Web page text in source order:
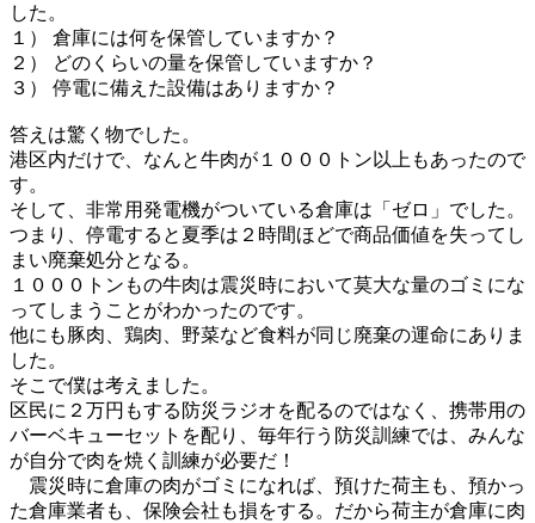
した。
１） 倉庫には何を保管していますか？
２） どのくらいの量を保管していますか？
３） 停電に備えた設備はありますか？
答えは驚く物でした。
港区内だけで、なんと牛肉が１０００トン以上もあったので
す。
そして、非常用発電機がついている倉庫は「ゼロ」でした。
つまり、停電すると夏季は２時間ほどで商品価値を失ってし
まい廃棄処分となる。
１０００トンもの牛肉は震災時において莫大な量のゴミにな
ってしまうことがわかったのです。
他にも豚肉、鶏肉、野菜など食料が同じ廃棄の運命にありま
した。
そこで僕は考えました。
区民に２万円もする防災ラジオを配るのではなく、携帯用の
バーベキューセットを配り、毎年行う防災訓練では、みんな
が自分で肉を焼く訓練が必要だ！
震災時に倉庫の肉がゴミになれば、預けた荷主も、預かっ
た倉庫業者も、保険会社も損をする。だから荷主が倉庫に肉